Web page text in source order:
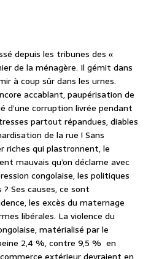
depuis les tribunes des «
de la ménagère. Il gémit dans
à coup sûr dans les urnes.
accablant, paupérisation de
d’une corruption livrée pendant
partout répandues, diables
de la rue ! Sans
riches qui plastronnent, le
mauvais qu’on déclame avec
congolaise, les politiques
Ses causes, ce sont
les excès du maternage
libérales. La violence du
matérialisé par le
2,4 %, contre 9,5 % en